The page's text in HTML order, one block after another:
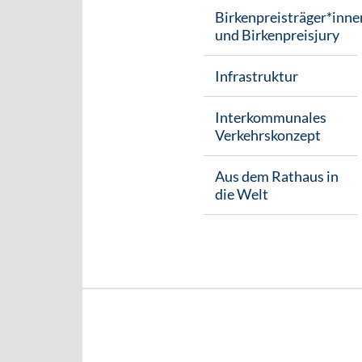
und Birkenpreisjury
Infrastruktur
Interkommunales
Verkehrskonzept
Aus dem Rathaus in
die Welt